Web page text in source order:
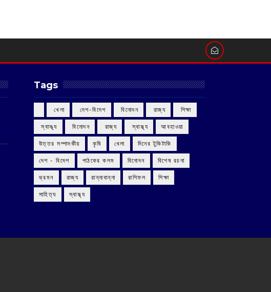
Tags
‌ খেলা ‌ দেশ-বিদেশ ‌ বিনোদন ‌ রাজ্য ‌ শিক্ষা
‌ স্বাস্থ্য ‌ বিনোদন ‌ রাজ্য ‌ স্বাস্থ্য আবহাওয়া
উত্তর সম্পাদকীয় কৃষি খেলা দিনের টুকিটাকি
দেশ - বিদেশ পাঠকের কলম বিনোদন বিশেষ রচনা
ভ্রমন রাজ্য রান্নাবান্না রাশিফল শিক্ষা
সাহিত্য স্বাস্থ্য